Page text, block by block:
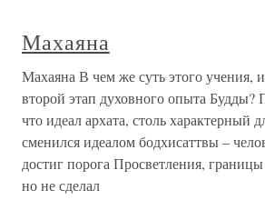
Махаяна
Махаяна В чем же суть этого учения,
второй этап духовного опыта Будды?
что идеал архата, столь характерный
сменился идеалом бодхисаттвы –
достиг порога Просветления,
но не сделал